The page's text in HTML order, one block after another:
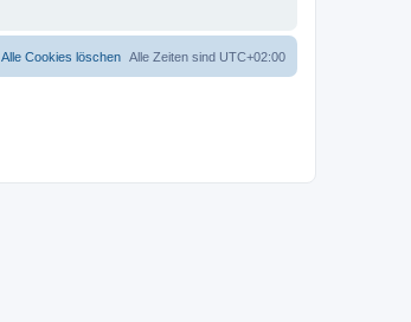
Alle Zeiten sind UTC+02:00
Alle Cookies löschen